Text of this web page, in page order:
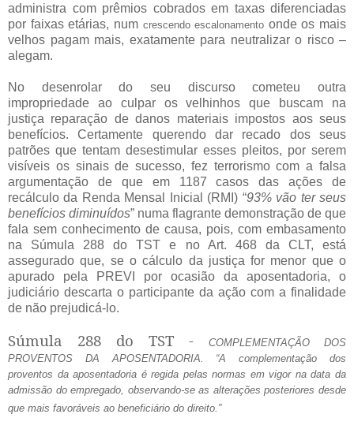
administra com prêmios cobrados em taxas diferenciadas
por faixas etárias, num crescendo escalonamento onde os mais
velhos pagam mais, exatamente para neutralizar o risco –
alegam.
No desenrolar do seu discurso cometeu outra
impropriedade ao culpar os velhinhos que buscam na
justiça reparação de danos materiais impostos aos seus
benefícios. Certamente querendo dar recado dos seus
patrões que tentam desestimular esses pleitos, por serem
visíveis os sinais de sucesso, fez terrorismo com a falsa
argumentação de que em 1187 casos das ações de
recálculo da Renda Mensal Inicial (RMI) “93% vão ter seus
benefícios diminuídos” numa flagrante demonstração de que
fala sem conhecimento de causa, pois, com embasamento
na Súmula 288 do TST e no Art. 468 da CLT, está
assegurado que, se o cálculo da justiça for menor que o
apurado pela PREVI por ocasião da aposentadoria, o
judiciário descarta o participante da ação com a finalidade
de não prejudicá-lo.
Súmula 288 do TST -
COMPLEMENTAÇÃO DOS
PROVENTOS DA APOSENTADORIA. “A complementação dos
proventos da aposentadoria é regida pelas normas em vigor na data da
admissão do empregado, observando-se as alterações posteriores desde
que mais favoráveis ao beneficiário do direito.”